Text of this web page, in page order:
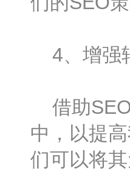
4、增强
借助SEO
中，以提
们可以将